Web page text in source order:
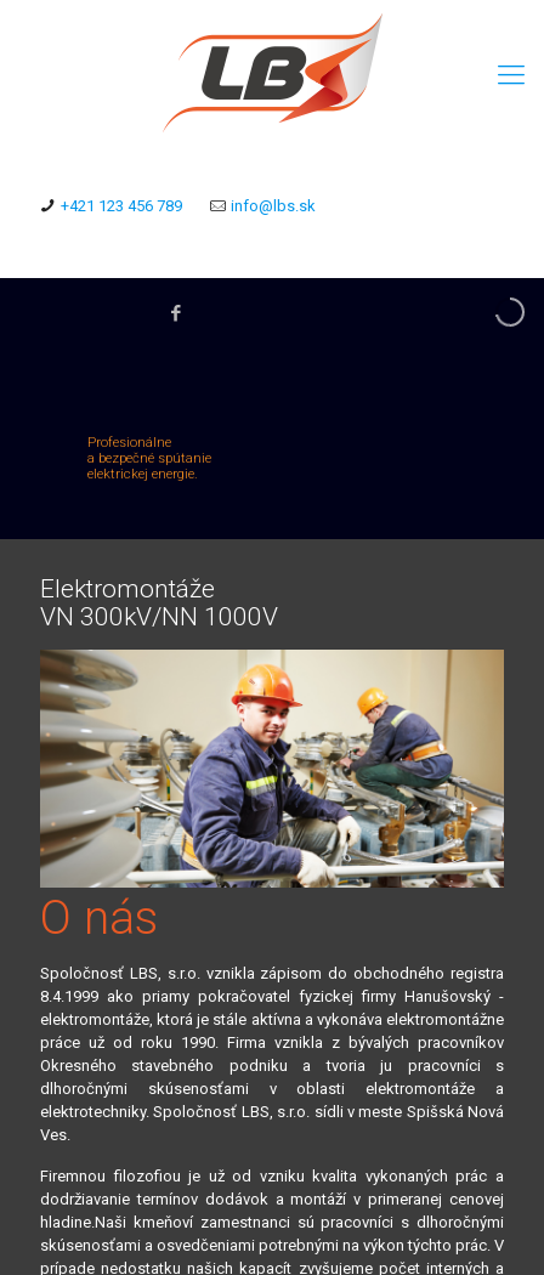
+421 123 456 789 info@lbs.sk
Profesionálne
a bezpečné spútanie
elektrickej energie.
Elektromontáže
VN 300kV/NN 1000V
O nás
Spoločnosť LBS, s.r.o. vznikla zápisom do obchodného registra
8.4.1999 ako priamy pokračovatel fyzickej firmy Hanušovský -
elektromontáže, ktorá je stále aktívna a vykonáva elektromontážne
práce už od roku 1990. Firma vznikla z bývalých pracovníkov
Okresného stavebného podniku a tvoria ju pracovníci s
dlhoročnými skúsenosťami v oblasti elektromontáže a
elektrotechniky. Spoločnosť LBS, s.r.o. sídli v meste Spišská Nová
Ves.
Firemnou filozofiou je už od vzniku kvalita vykonaných prác a
dodržiavanie termínov dodávok a montáží v primeranej cenovej
hladine.Naši kmeňoví zamestnanci sú pracovníci s dlhoročnými
skúsenosťami a osvedčeniami potrebnými na výkon týchto prác. V
prípade nedostatku našich kapacít zvyšujeme počet interných a